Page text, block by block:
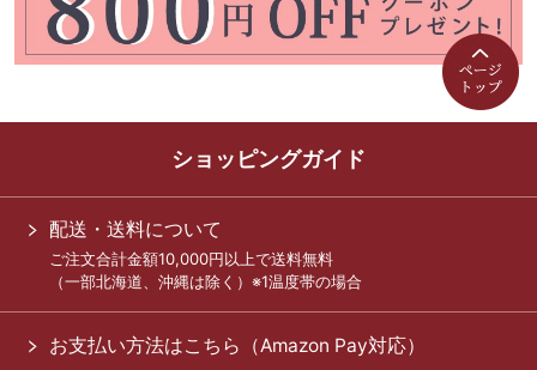
ショッピングガイド
配送・送料について
ご注文合計金額10,000円以上で送料無料
（一部北海道、沖縄は除く）※1温度帯の場合
お支払い方法はこちら（Amazon Pay対応）